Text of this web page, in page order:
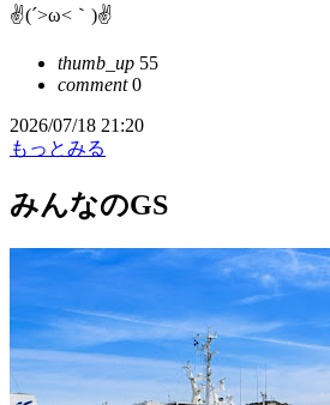
✌(´>ω<｀)✌
thumb_up 55
comment0
2026/07/18 21:20
もっとみる
みんなのGS